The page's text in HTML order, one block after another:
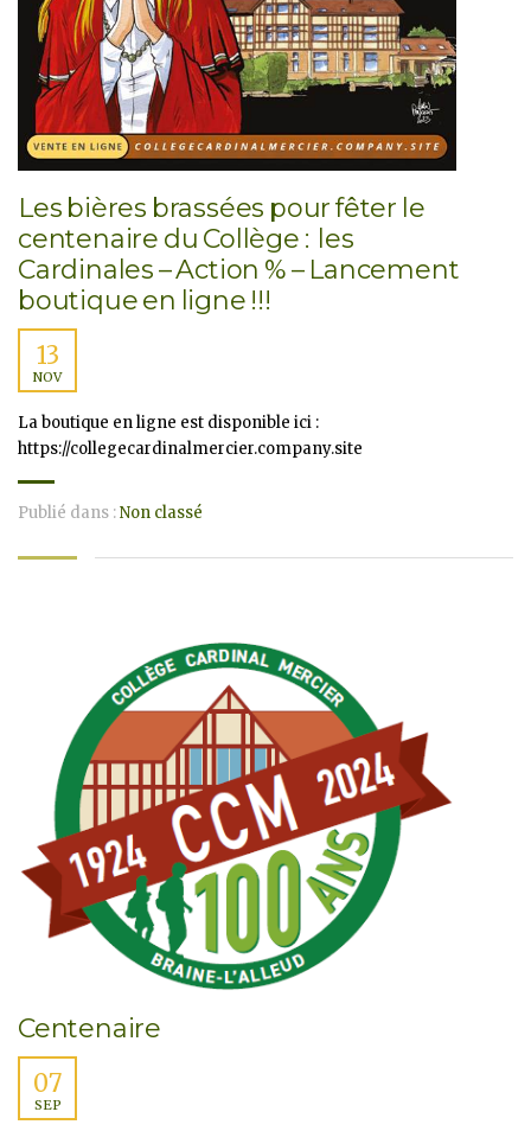
Les bières brassées pour fêter le
centenaire du Collège : les
Cardinales – Action % – Lancement
boutique en ligne !!!
13
NOV
La boutique en ligne est disponible ici :
https://collegecardinalmercier.company.site
Publié dans :Non classé
Centenaire
07
SEP